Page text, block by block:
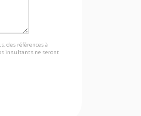
des références à
insultants ne seront